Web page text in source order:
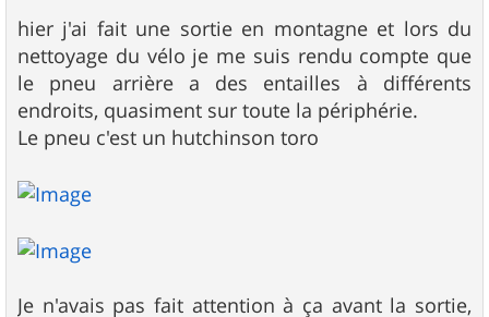
g
e
hier j'ai fait une sortie en montagne et lors du
nettoyage du vélo je me suis rendu compte que
le pneu arrière a des entailles à différents
endroits, quasiment sur toute la périphérie.
Le pneu c'est un hutchinson toro
Je n'avais pas fait attention à ça avant la sortie,